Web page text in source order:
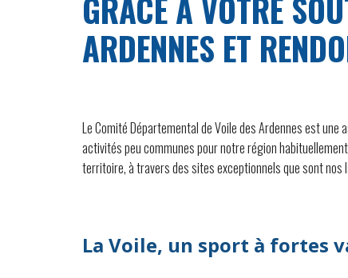
GRÂCE À VOTRE
ARDENNES ET
Le Comité Départemental de Voile des Ardennes est
activités peu communes pour notre région
territoire, à travers des sites exceptionnels que sont
La Voile, un sport à fortes